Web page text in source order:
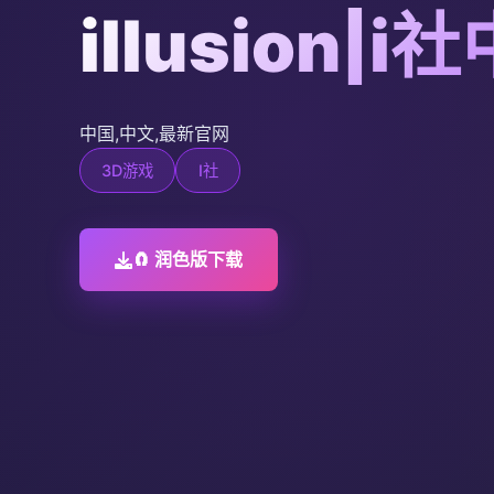
illusion|i社
中国,中文,最新官网
3D游戏 I社
🧲 润色版下载